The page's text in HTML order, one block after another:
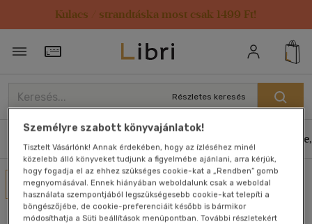
Kulacs / strandtáska most csak 1499 Ft!
Törzsvásárlói Kártya adatai
Részletes keresés
Művei
Nincs találat
Személyre szabott könyvajánlatok!
Tisztelt Vásárlónk! Annak érdekében, hogy az ízléséhez minél
közelebb álló könyveket tudjunk a figyelmébe ajánlani, arra kérjük,
hogy fogadja el az ehhez szükséges cookie-kat a „Rendben” gomb
megnyomásával. Ennek hiányában weboldalunk csak a weboldal
használata szempontjából legszükségesebb cookie-kat telepíti a
böngészőjébe, de cookie-preferenciáit később is bármikor
módosíthatja a Süti beállítások menüpontban. További részletekért